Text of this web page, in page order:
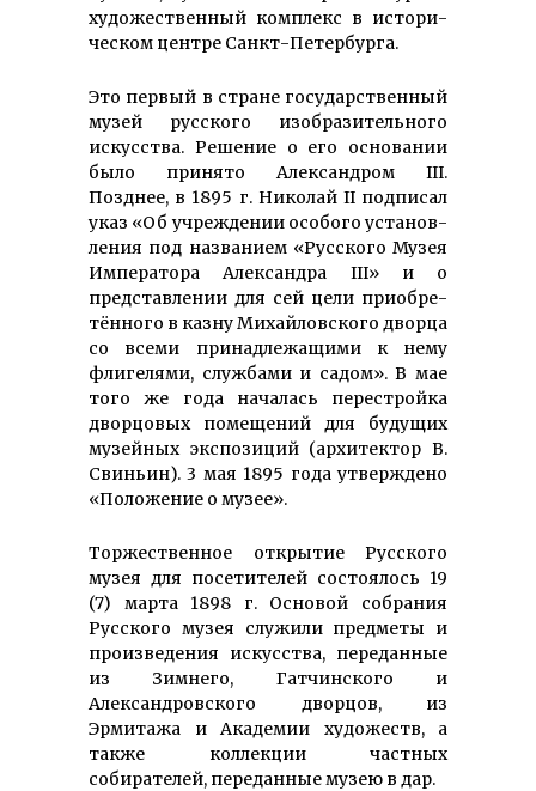
ху­до­же­ст­вен­ный ком­плекс в ис­то­ри­
чес­ком цент­ре Санкт-Петер­бурга.
Это первый в стране госу­дар­ствен­ный
музей рус­ского изо­бра­зи­тель­но­го
искус­ства. Решение о его основании
было принято Александром III.
Позднее, в 1895 г. Николай II подписал
указ «Об учреж­дении особого установ­
ления под названием «Русского Музея
Импе­ратора Александра III» и о
представлении для сей цели приобре­
тённого в казну Михай­ловского дворца
со всеми принад­лежащими к нему
флигелями, службами и садом». В мае
того же года началась перестройка
двор­цовых поме­щений для будущих
музейных экспо­зиций (архи­тектор В.
Свиньин). 3 мая 1895 года утверждено
«Положение о музее».
Торжественное открытие Русского
музея для посетителей состоялось 19
(7) марта 1898 г. Основой собрания
Русского музея служили предметы и
произведения искусства, переданные
из Зимнего, Гатчинского и
Александровского дворцов, из
Эрмитажа и Академии художеств, а
также коллекции частных
собирателей, переданные музею в дар.